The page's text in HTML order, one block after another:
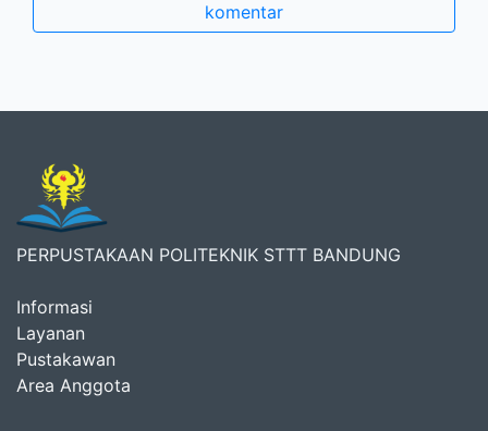
komentar
PERPUSTAKAAN POLITEKNIK STTT BANDUNG
Informasi
Layanan
Pustakawan
Area Anggota